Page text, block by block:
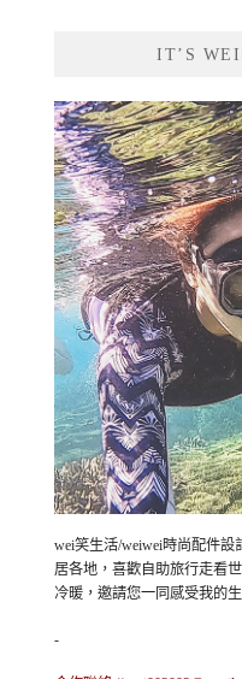
IT’S
wei笑生活/weiwei時尚配件
居各地，喜歡自助旅行走看
冷暖，邀請您一同感受我的
-